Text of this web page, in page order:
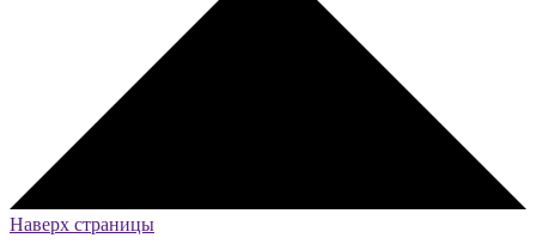
Наверх страницы